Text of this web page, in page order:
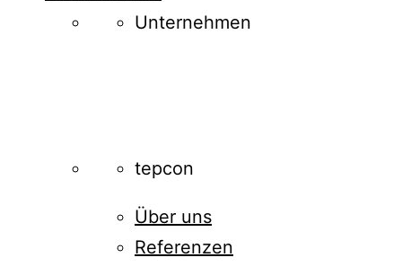
Unternehmen
tepcon
Über uns
Referenzen